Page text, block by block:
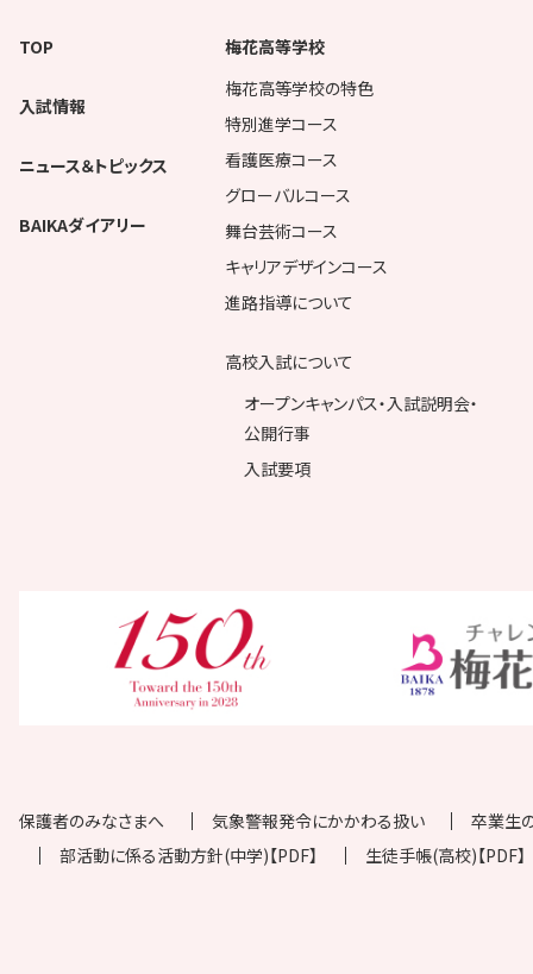
TOP
入試情報
ニュース＆トピックス
BAIKAダイアリー
梅花高等学校
梅花高等学校の特色
特別進学コース
看護医療コース
グローバルコース
舞台芸術コース
キャリアデザインコース
進路指導について
高校入試について
オープンキャンパス・入試説明会・
公開行事
入試要項
保護者のみなさまへ 気象警報発令にかかわる扱い
卒業生
部活動に係る活動方針(中学)【PDF】
生徒手帳(高校)【PDF】